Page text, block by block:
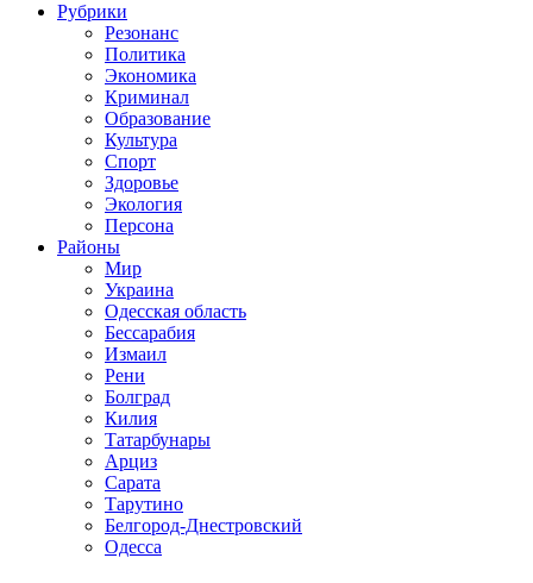
Рубрики
Резонанс
Политика
Экономика
Криминал
Образование
Культура
Спорт
Здоровье
Экология
Персона
Районы
Мир
Украина
Одесская область
Бессарабия
Измаил
Рени
Болград
Килия
Татарбунары
Арциз
Сарата
Тарутино
Белгород-Днестровский
Одесса